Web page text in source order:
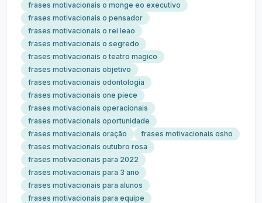
frases motivacionais o monge eo executivo
frases motivacionais o pensador
frases motivacionais o rei leao
frases motivacionais o segredo
frases motivacionais o teatro magico
frases motivacionais objetivo
frases motivacionais odontologia
frases motivacionais one piece
frases motivacionais operacionais
frases motivacionais oportunidade
frases motivacionais oração
frases motivacionais osho
frases motivacionais outubro rosa
frases motivacionais para 2022
frases motivacionais para 3 ano
frases motivacionais para alunos
frases motivacionais para equipe